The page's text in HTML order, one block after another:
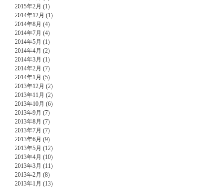
2015年2月 (1)
2014年12月 (1)
2014年8月 (4)
2014年7月 (4)
2014年5月 (1)
2014年4月 (2)
2014年3月 (1)
2014年2月 (7)
2014年1月 (5)
2013年12月 (2)
2013年11月 (2)
2013年10月 (6)
2013年9月 (7)
2013年8月 (7)
2013年7月 (7)
2013年6月 (9)
2013年5月 (12)
2013年4月 (10)
2013年3月 (11)
2013年2月 (8)
2013年1月 (13)